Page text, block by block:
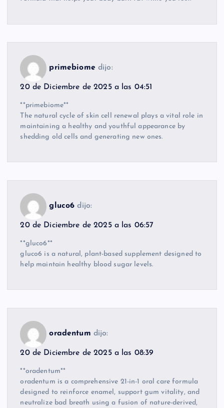
primebiome dijo:
20 de Diciembre de 2025 a las 04:51
**primebiome**
The natural cycle of skin cell renewal plays a vital role in
maintaining a healthy and youthful appearance by
shedding old cells and generating new ones.
gluco6 dijo:
20 de Diciembre de 2025 a las 06:57
**gluco6**
gluco6 is a natural, plant-based supplement designed to
help maintain healthy blood sugar levels.
oradentum dijo:
20 de Diciembre de 2025 a las 08:39
**oradentum**
oradentum is a comprehensive 21-in-1 oral care formula
designed to reinforce enamel, support gum vitality, and
neutralize bad breath using a fusion of nature-derived,